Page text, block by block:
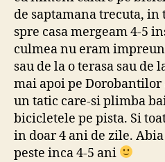
de saptamana trecuta, in
spre casa mergeam 4-5
culmea nu eram
sau de la o terasa sau de
mai apoi pe
un tatic care-si plimba
bicicletele pe pista. Si
in doar 4 ani de zile.
peste inca 4-5 ani